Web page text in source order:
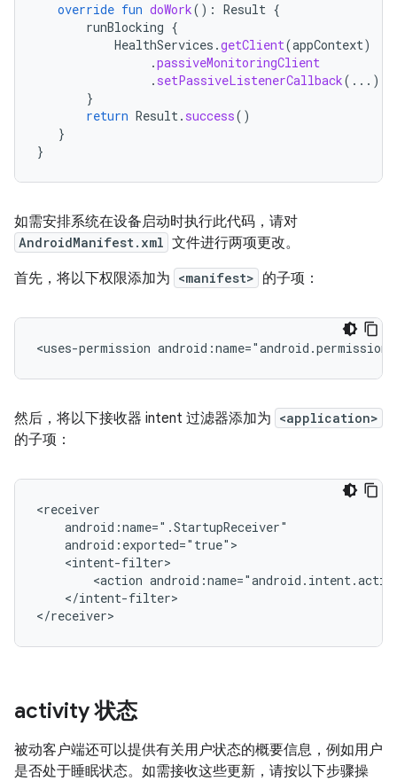
override fun doWork(): Result {
runBlocking {
HealthServices .getClient(appContext)
.passiveMonitoringClient
. setPassiveListenerCallback(...)
}
return Result. success()
}
}
如需安排系统在设备启动时执行此代码，请对
AndroidManifest.xml 文件进行两项更改。
首先，将以下权限添加为 <manifest> 的子项：
<uses-permission
然后，将以下接收器 intent 过滤器添加为 <application>
的子项：
<action
</intent-filter>
activity 状态
被动客户端还可以提供有关用户状态的概要信息，例如用户
是否处于睡眠状态。如需接收这些更新，请按以下步骤操